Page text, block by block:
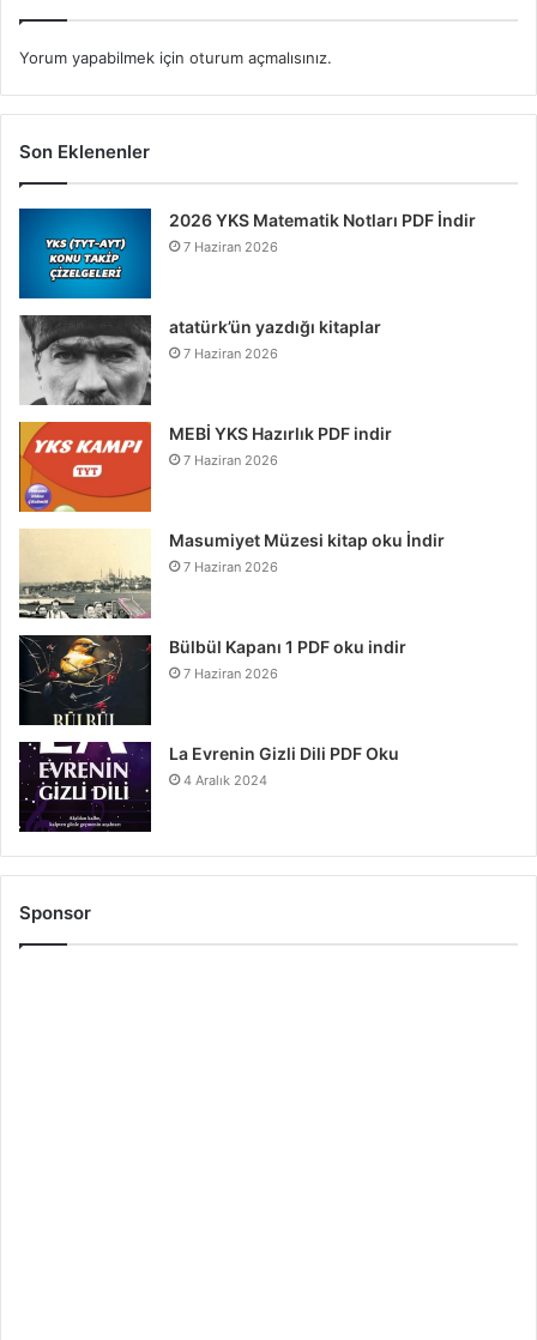
Yorum yapabilmek için oturum açmalısınız.
Son Eklenenler
2026 YKS Matematik Notları PDF İndir
7 Haziran 2026
atatürk’ün yazdığı kitaplar
7 Haziran 2026
MEBİ YKS Hazırlık PDF indir
7 Haziran 2026
Masumiyet Müzesi kitap oku İndir
7 Haziran 2026
Bülbül Kapanı 1 PDF oku indir
7 Haziran 2026
La Evrenin Gizli Dili PDF Oku
4 Aralık 2024
Sponsor